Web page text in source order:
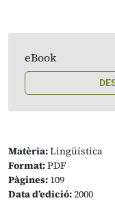
Matèria:Lingüística
Format:PDF
Pàgines: 109
Data d’edició:2000
eBook